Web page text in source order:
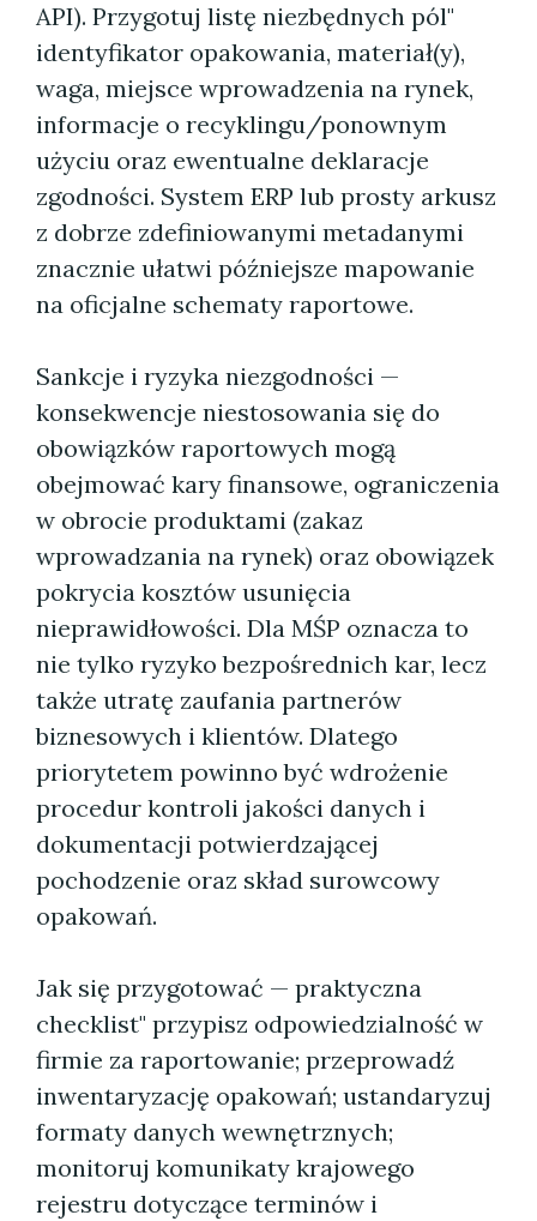
API). Przygotuj listę niezbędnych pól"
identyfikator opakowania, materiał(y),
waga, miejsce wprowadzenia na rynek,
informacje o recyklingu/ponownym
użyciu oraz ewentualne deklaracje
zgodności. System ERP lub prosty arkusz
z dobrze zdefiniowanymi metadanymi
znacznie ułatwi późniejsze mapowanie
na oficjalne schematy raportowe.
Sankcje i ryzyka niezgodności —
konsekwencje niestosowania się do
obowiązków raportowych mogą
obejmować kary finansowe, ograniczenia
w obrocie produktami (zakaz
wprowadzania na rynek) oraz obowiązek
pokrycia kosztów usunięcia
nieprawidłowości. Dla MŚP oznacza to
nie tylko ryzyko bezpośrednich kar, lecz
także utratę zaufania partnerów
biznesowych i klientów. Dlatego
priorytetem powinno być wdrożenie
procedur kontroli jakości danych i
dokumentacji potwierdzającej
pochodzenie oraz skład surowcowy
opakowań.
Jak się przygotować — praktyczna
checklist" przypisz odpowiedzialność w
firmie za raportowanie; przeprowadź
inwentaryzację opakowań; ustandaryzuj
formaty danych wewnętrznych;
monitoruj komunikaty krajowego
rejestru dotyczące terminów i